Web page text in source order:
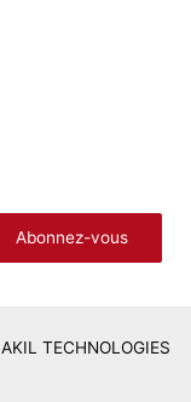
AKIL TECHNOLOGIES